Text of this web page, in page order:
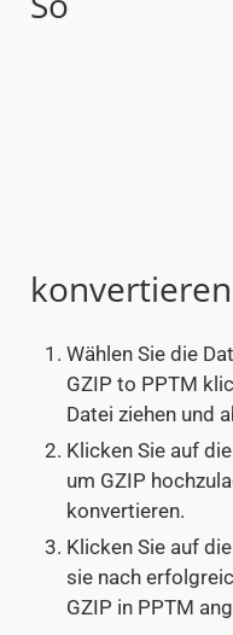
konvertieren
Wählen Sie die
GZIP to PPTM
Datei ziehen und
Klicken Sie auf
um GZIP
konvertieren.
Klicken Sie auf
sie nach
GZIP in PPTM